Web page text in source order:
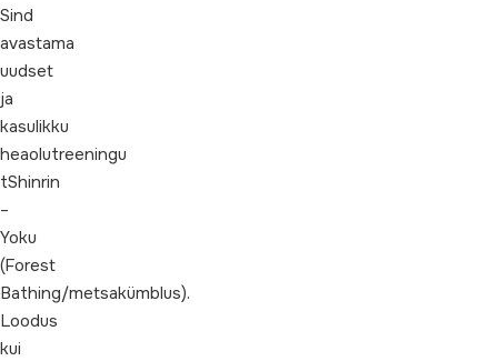
Sind
avastama
uudset
ja
kasulikku
heaolutreeningu
tShinrin
–
Yoku
(Forest
Bathing/metsakümblus).
Loodus
kui